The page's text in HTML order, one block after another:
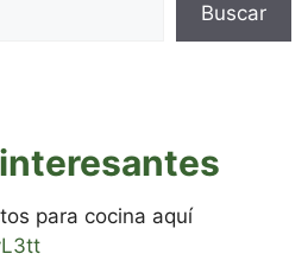
Buscar
para cocina aquí